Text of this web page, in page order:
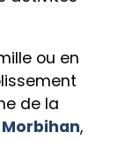
ou en
de la
,